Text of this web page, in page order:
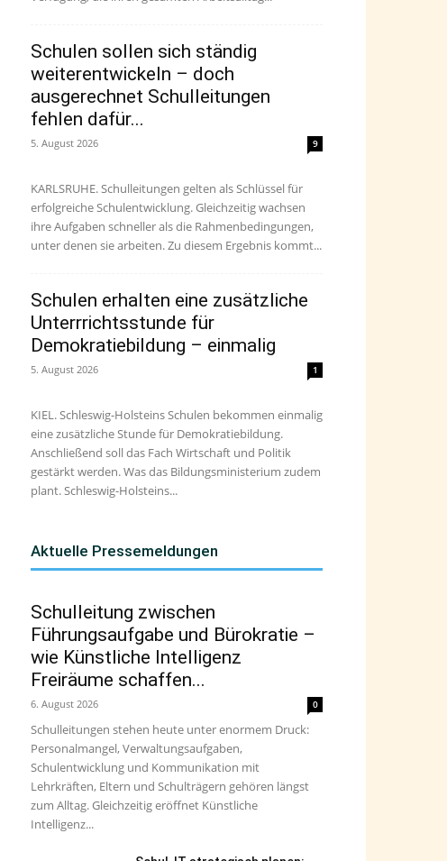
Schulen sollen sich ständig
weiterentwickeln – doch
ausgerechnet Schulleitungen
fehlen dafür...
5. August 2026 9
KARLSRUHE. Schulleitungen gelten als Schlüssel für
erfolgreiche Schulentwicklung. Gleichzeitig wachsen
ihre Aufgaben schneller als die Rahmenbedingungen,
unter denen sie arbeiten. Zu diesem Ergebnis kommt...
Schulen erhalten eine zusätzliche
Unterrrichtsstunde für
Demokratiebildung – einmalig
5. August 2026 1
KIEL. Schleswig-Holsteins Schulen bekommen einmalig
eine zusätzliche Stunde für Demokratiebildung.
Anschließend soll das Fach Wirtschaft und Politik
gestärkt werden. Was das Bildungsministerium zudem
plant. Schleswig-Holsteins...
Aktuelle Pressemeldungen
Schulleitung zwischen
Führungsaufgabe und Bürokratie –
wie Künstliche Intelligenz
Freiräume schaffen...
6. August 2026 0
Schulleitungen stehen heute unter enormem Druck:
Personalmangel, Verwaltungsaufgaben,
Schulentwicklung und Kommunikation mit
Lehrkräften, Eltern und Schulträgern gehören längst
zum Alltag. Gleichzeitig eröffnet Künstliche
Intelligenz...